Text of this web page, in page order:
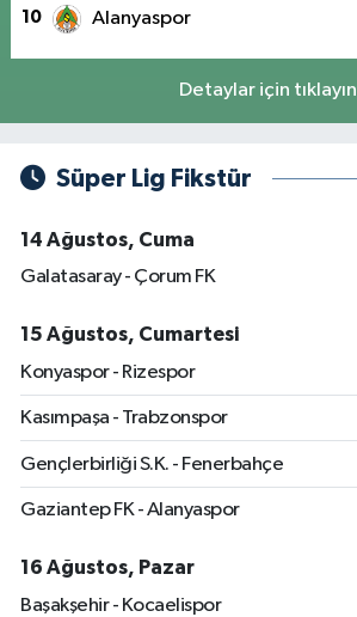
10 Alanyaspor
Detaylar için tıklayın
Süper Lig Fikstür
14 Ağustos, Cuma
Galatasaray - Çorum FK
15 Ağustos, Cumartesi
Konyaspor - Rizespor
Kasımpaşa - Trabzonspor
Gençlerbirliği S.K. - Fenerbahçe
Gaziantep FK - Alanyaspor
16 Ağustos, Pazar
Başakşehir - Kocaelispor